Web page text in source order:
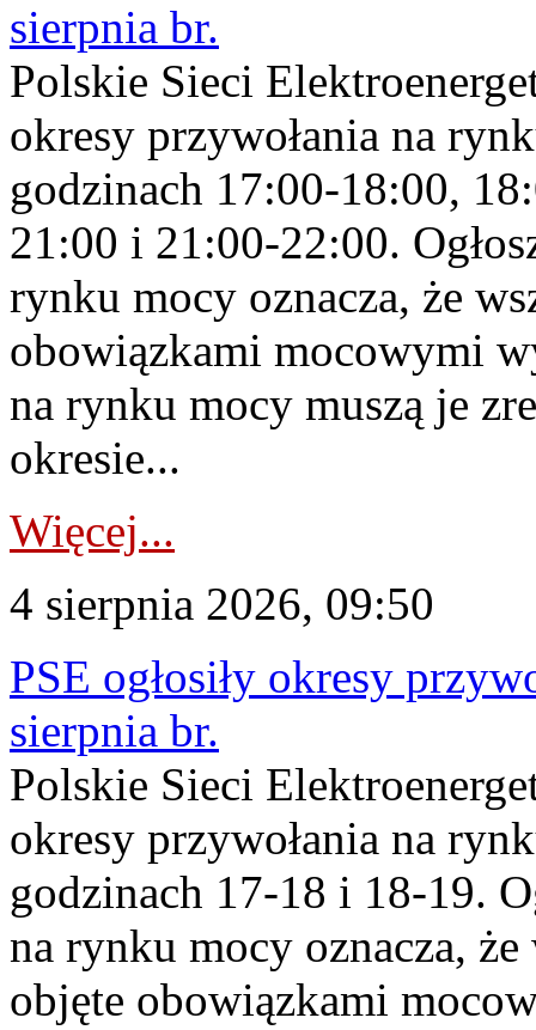
sierpnia br.
Polskie Sieci
okresy przywołania na
godzinach 17:00-18:00,
21:00 i 21:00-22:00.
rynku mocy oznacza, że
obowiązkami mocowymi
na rynku mocy muszą je
okresie...
Więcej...
4 sierpnia 2026, 09:50
PSE ogłosiły okresy
sierpnia br.
Polskie Sieci
okresy przywołania na
godzinach 17-18 i 18-19.
na rynku mocy oznacza,
objęte obowiązkami